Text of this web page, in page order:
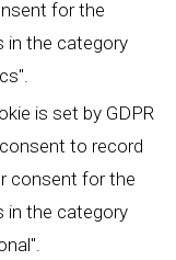
for the
in the category
is set by GDPR
to record
consent for the
in the category